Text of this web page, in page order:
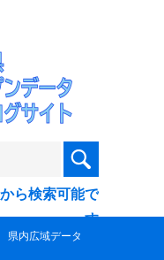
ら検索可能で
す
県内広域データ